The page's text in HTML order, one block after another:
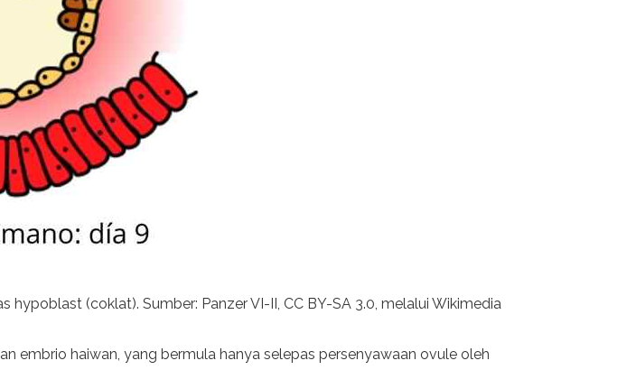
(coklat). Sumber: Panzer VI-II, CC BY-SA 3.0, melalui Wikimedia
embrio haiwan, yang bermula hanya selepas persenyawaan ovule oleh